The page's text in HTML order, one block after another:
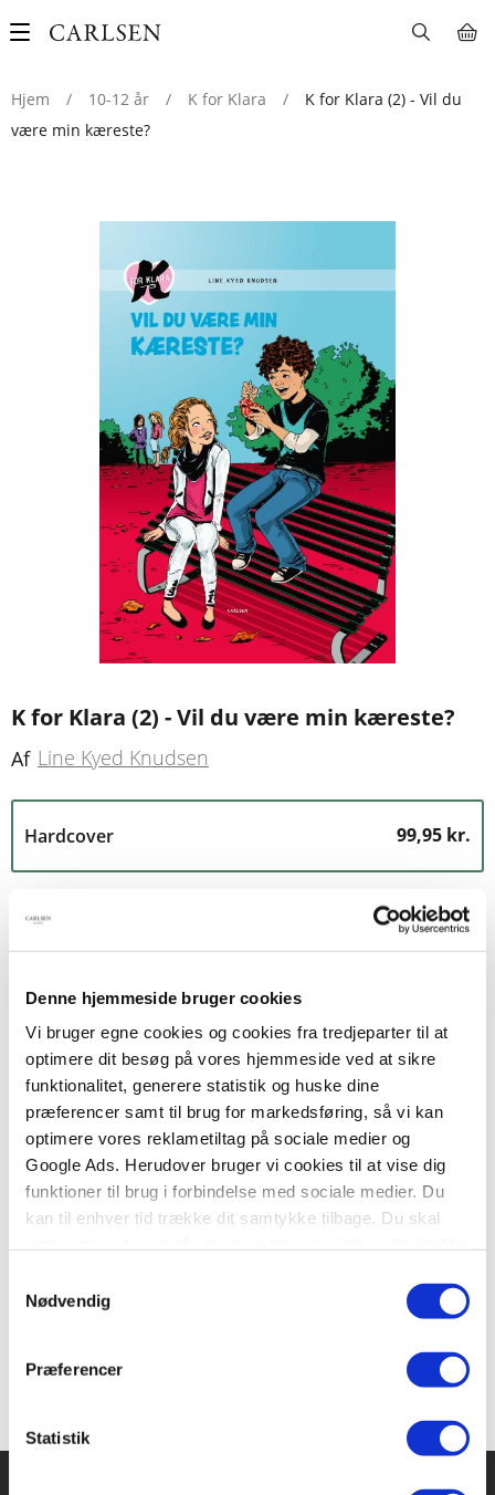
Denne hjemmeside bruger cookies
Vi bruger egne cookies og cookies fra tredjeparter til at
optimere dit besøg på vores hjemmeside ved at sikre
funktionalitet, generere statistik og huske dine
præferencer samt til brug for markedsføring, så vi kan
optimere vores reklametiltag på sociale medier og
Google Ads. Herudover bruger vi cookies til at vise dig
funktioner til brug i forbindelse med sociale medier. Du
kan til enhver tid trække dit samtykke tilbage. Du skal
tilbagetrækker et samtykke.
Nødvendig
Præferencer
Statistik
Main
Hjem
/ 10-12 år / K for Klara /
K for Klara (2) - Vil du
være min kæreste?
K for Klara (2) - Vil du være min kæreste?
Af Line Kyed Knudsen
Hardcover 99,95 kr.
Prisen er inkl, moms
99,95 kr.
1 Tilføj til kurv
BESKRIVELSE YDERLIGERE INFO
Klara er forelsket i Benjamin. Hun har en gave til
ham. En dag får hun en sms fra Benjamin. Klara
bliver glad. Men da Rose får en sms med den
samme tekst, bliver det hele noget rod. Og da Julie